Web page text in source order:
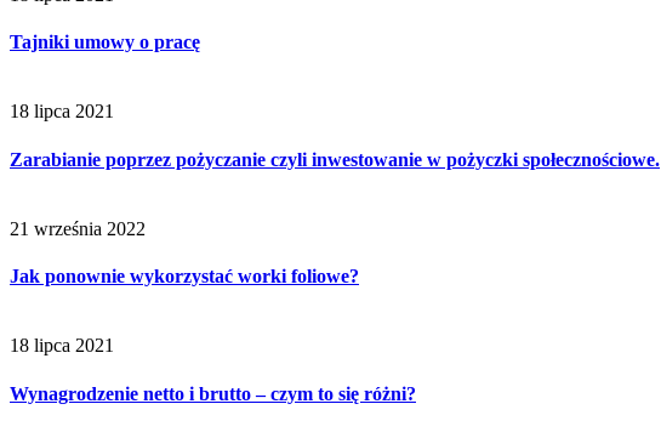
Tajniki umowy o pracę
18 lipca 2021
Zarabianie poprzez pożyczanie czyli inwestowanie w pożyczki społecznościowe.
21 września 2022
Jak ponownie wykorzystać worki foliowe?
18 lipca 2021
Wynagrodzenie netto i brutto – czym to się różni?